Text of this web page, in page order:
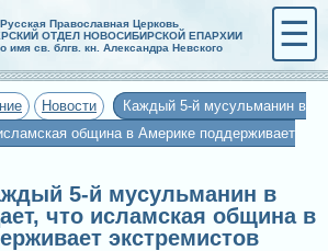
Русская Православная Церковь
ОТДЕЛ НОВОСИБИРСКОЙ ЕПАРХИИ
имя св. блгв. кн. Александра Невского
☰
Новости
Каждый 5-й мусульманин в
община в Америке поддерживает
5-й мусульманин в
что исламская община в
экстремистов